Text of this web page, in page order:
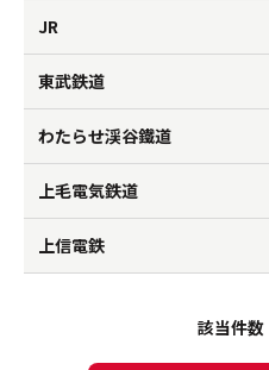
JR
東武鉄道
わたらせ渓谷鐵道
上毛電気鉄道
上信電鉄
該当件数